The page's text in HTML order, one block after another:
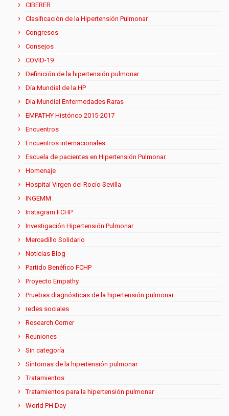
CIBERER
Clasificación de la Hipertensión Pulmonar
Congresos
Consejos
COVID-19
Definición de la hipertensión pulmonar
Día Mundial de la HP
Día Mundial Enfermedades Raras
EMPATHY Histórico 2015-2017
Encuentros
Encuentros internacionales
Escuela de pacientes en Hipertensión Pulmonar
Homenaje
Hospital Virgen del Rocío Sevilla
INGEMM
Instagram FCHP
Investigación Hipertensión Pulmonar
Mercadillo Solidario
Noticias Blog
Partido Benéfico FCHP
Proyecto Empathy
Pruebas diagnósticas de la hipertensión pulmonar
redes sociales
Research Corner
Reuniones
Sin categoría
Síntomas de la hipertensión pulmonar
Tratamientos
Tratamientos para la hipertensión pulmonar
World PH Day